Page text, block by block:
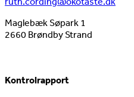
Maglebæk Søpark 1
2660 Brøndby Strand
Kontrolrapport